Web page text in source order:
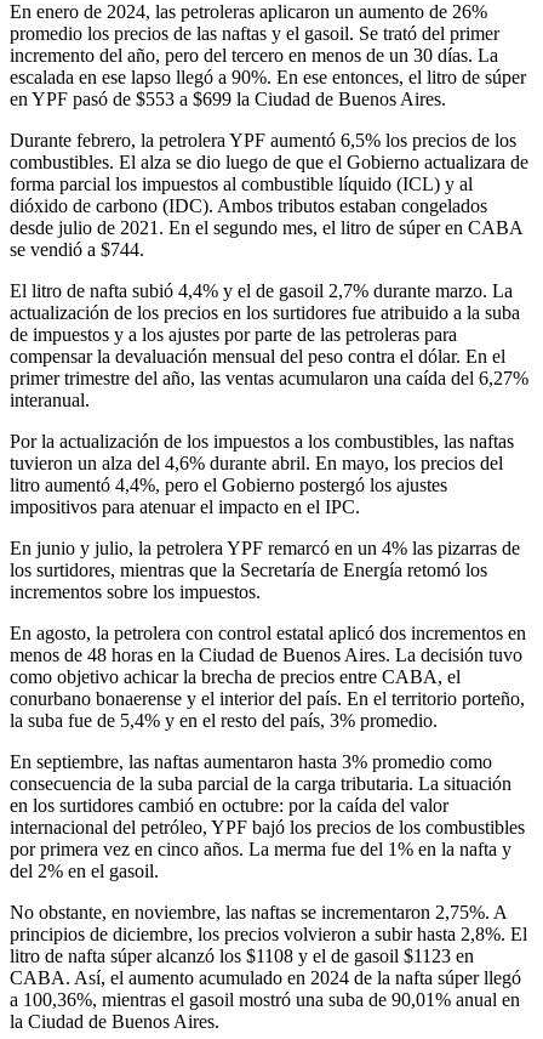
En enero de 2024, las petroleras aplicaron un aumento de 26%
promedio los precios de las naftas y el gasoil. Se trató del primer
incremento del año, pero del tercero en menos de un 30 días. La
escalada en ese lapso llegó a 90%. En ese entonces, el litro de súper
en YPF pasó de $553 a $699 la Ciudad de Buenos Aires.
Durante febrero, la petrolera YPF aumentó 6,5% los precios de los
combustibles. El alza se dio luego de que el Gobierno actualizara de
forma parcial los impuestos al combustible líquido (ICL) y al
dióxido de carbono (IDC). Ambos tributos estaban congelados
desde julio de 2021. En el segundo mes, el litro de súper en CABA
se vendió a $744.
El litro de nafta subió 4,4% y el de gasoil 2,7% durante marzo. La
actualización de los precios en los surtidores fue atribuido a la suba
de impuestos y a los ajustes por parte de las petroleras para
compensar la devaluación mensual del peso contra el dólar. En el
primer trimestre del año, las ventas acumularon una caída del 6,27%
interanual.
Por la actualización de los impuestos a los combustibles, las naftas
tuvieron un alza del 4,6% durante abril. En mayo, los precios del
litro aumentó 4,4%, pero el Gobierno postergó los ajustes
impositivos para atenuar el impacto en el IPC.
En junio y julio, la petrolera YPF remarcó en un 4% las pizarras de
los surtidores, mientras que la Secretaría de Energía retomó los
incrementos sobre los impuestos.
En agosto, la petrolera con control estatal aplicó dos incrementos en
menos de 48 horas en la Ciudad de Buenos Aires. La decisión tuvo
como objetivo achicar la brecha de precios entre CABA, el
conurbano bonaerense y el interior del país. En el territorio porteño,
la suba fue de 5,4% y en el resto del país, 3% promedio.
En septiembre, las naftas aumentaron hasta 3% promedio como
consecuencia de la suba parcial de la carga tributaria. La situación
en los surtidores cambió en octubre: por la caída del valor
internacional del petróleo, YPF bajó los precios de los combustibles
por primera vez en cinco años. La merma fue del 1% en la nafta y
del 2% en el gasoil.
No obstante, en noviembre, las naftas se incrementaron 2,75%. A
principios de diciembre, los precios volvieron a subir hasta 2,8%. El
litro de nafta súper alcanzó los $1108 y el de gasoil $1123 en
CABA. Así, el aumento acumulado en 2024 de la nafta súper llegó
a 100,36%, mientras el gasoil mostró una suba de 90,01% anual en
la Ciudad de Buenos Aires.